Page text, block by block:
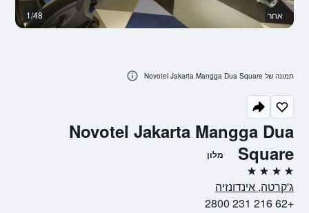
Novotel Jakarta Mangga Dua
Square
מלון
4 כוכבים
ג'קרטה, אינדונזיה
+62 216 231 2800
אחר 1/48
תמונה של Novotel Jakarta Mangga Dua Square